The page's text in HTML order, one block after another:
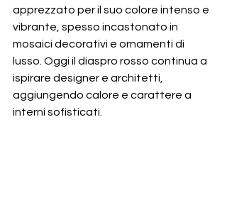
apprezzato per il suo colore intenso e
vibrante, spesso incastonato in
mosaici decorativi e ornamenti di
lusso. Oggi il diaspro rosso continua a
ispirare designer e architetti,
aggiungendo calore e carattere a
interni sofisticati.